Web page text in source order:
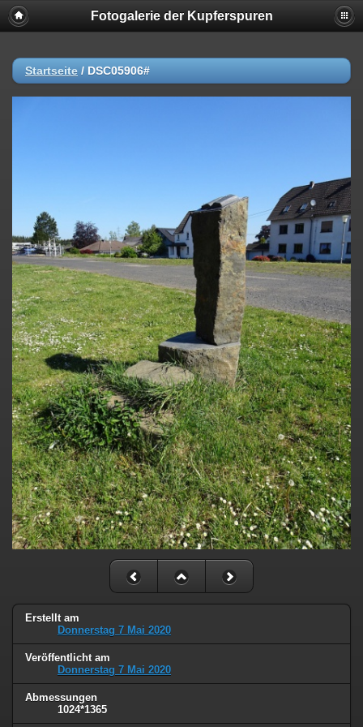
Fotogalerie der Kupferspuren
Startseite / DSC05906#
Erstellt am
Donnerstag 7 Mai 2020
Veröffentlicht am
Donnerstag 7 Mai 2020
Abmessungen
1024*1365